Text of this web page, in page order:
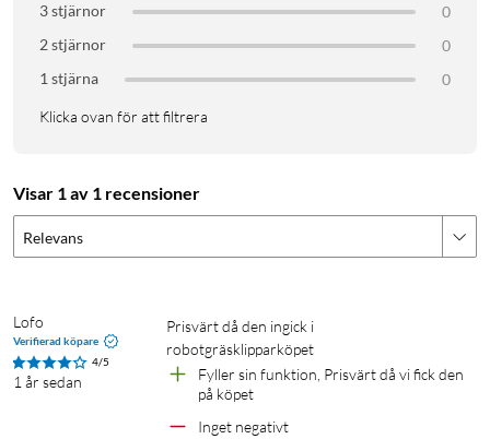
3 stjärnor
0
2 stjärnor
0
1 stjärna
0
Klicka ovan för att filtrera
Visar 1 av 1 recensioner
Relevans
Lofo
Verifierad köpare
4/5
1 år sedan
Prisvärt då den ingick i
robotgräsklipparköpet
Fyller sin funktion, Prisvärt då vi fick den
på köpet
Inget negativt